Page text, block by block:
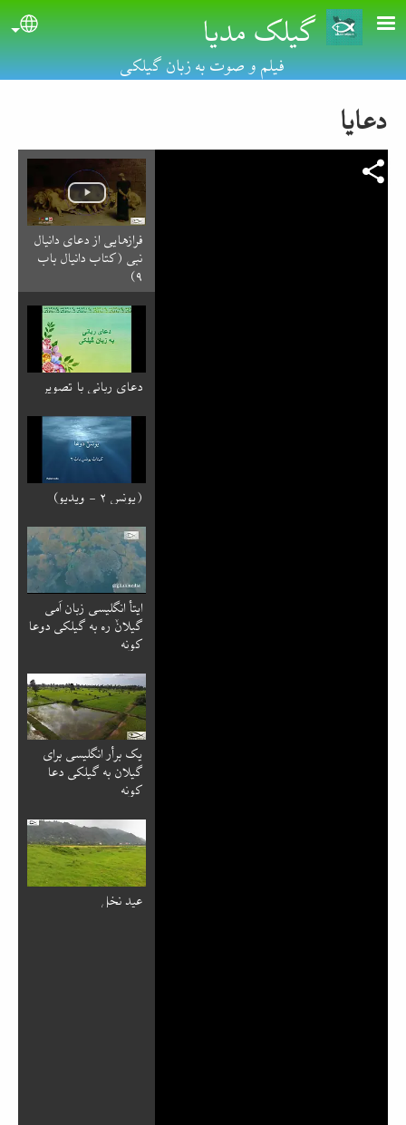
Skip to main contentگیلک مدیا
فیلم و صوت به زبان گیلکی
دعایا
فرازهایی از دعای دانیال
نبی (کتاب دانیال باب
۹)
دعای ربانی با تصویر
(یونس ۲ - ویدیو)
ایتأ انگلیسی زبان اَمی
گیلانٚ ره به گیلکی دوعا
کونه
یک برأر انگلیسی برای
گیلان به گیلکی دعا
کونه
عید نخل